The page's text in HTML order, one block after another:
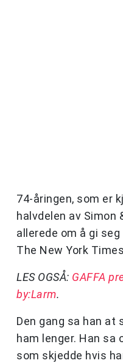
74-åringen, som er
halvdelen av Simon
allerede om å gi
The New York
LES OGSÅ: GAFFA
by:Larm.
Den gang sa han at
ham lenger. Han sa
som skjedde hvis